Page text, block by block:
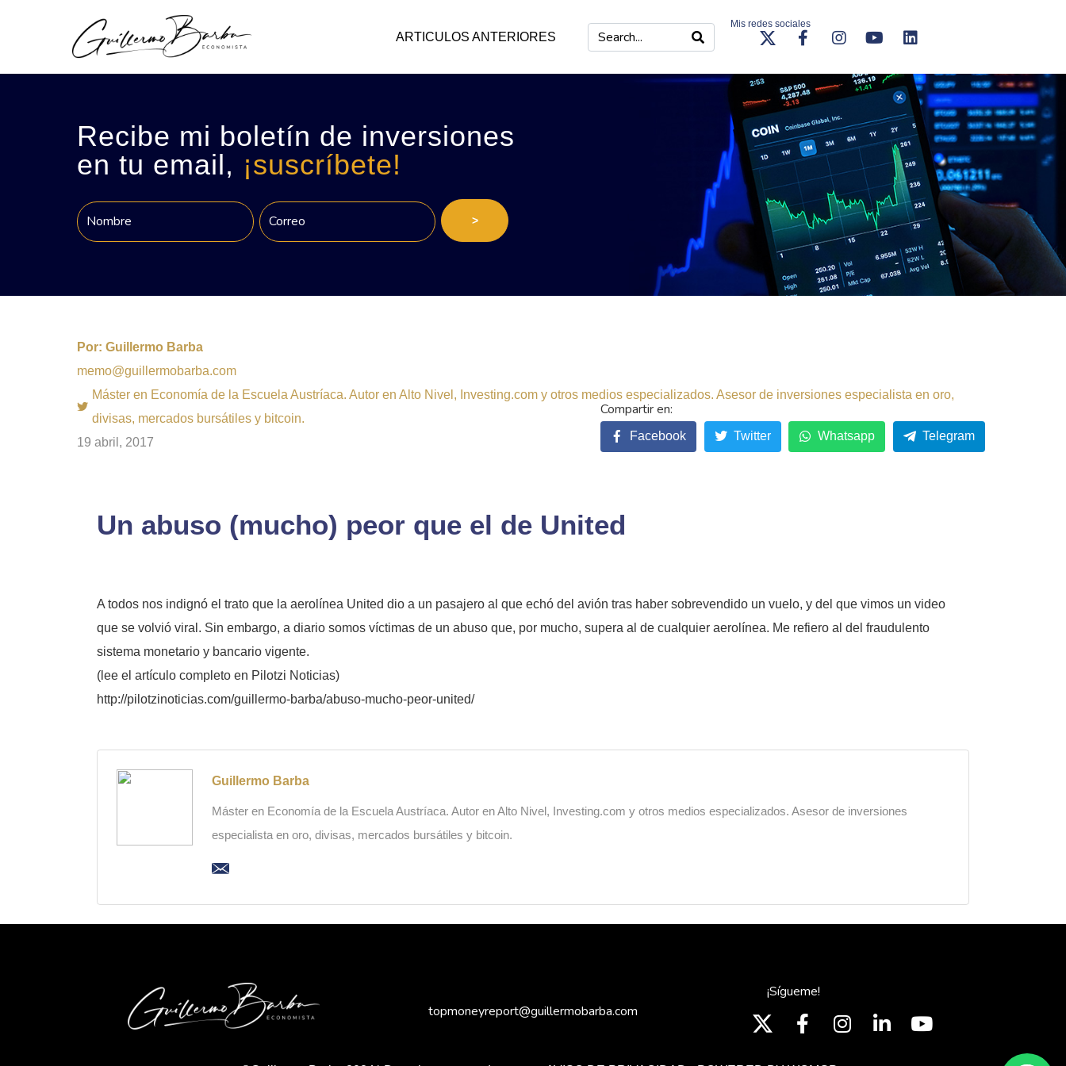
ARTICULOS ANTERIORES
Mis redes sociales
Recibe mi boletín de inversiones
en tu email, ¡suscríbete!
>
Por: Guillermo Barba
memo@guillermobarba.com
Máster en Economía de la Escuela Austríaca. Autor en Alto Nivel, Investing.com y otros medios especializados. Asesor de inversiones especialista en oro,
divisas, mercados bursátiles y bitcoin.
19 abril, 2017
Un abuso (mucho) peor que el de United
A todos nos indignó el trato que la aerolínea United dio a un pasajero al que echó del avión tras haber sobrevendido un vuelo, y del que vimos un video
que se volvió viral. Sin embargo, a diario somos víctimas de un abuso que, por mucho, supera al de cualquier aerolínea. Me refiero al del fraudulento
sistema monetario y bancario vigente.
(lee el artículo completo en Pilotzi Noticias)
http://pilotzinoticias.com/guillermo-barba/abuso-mucho-peor-united/
Facebook Twitter Whatsapp Telegram
Guillermo Barba
Máster en Economía de la Escuela Austríaca. Autor en Alto Nivel, Investing.com y otros medios especializados. Asesor de inversiones
especialista en oro, divisas, mercados bursátiles y bitcoin.
topmoneyreport@guillermobarba.com
¡Sígueme!